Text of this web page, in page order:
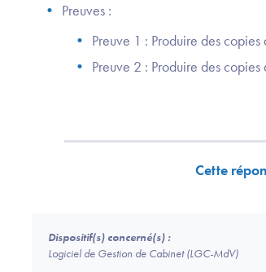
Preuves :
Preuve 1 : Produire des
Preuve 2 : Produire des
Cette
Dispositif(s) concerné(s) :
Logiciel de Gestion de Cabinet (LGC-MdV)